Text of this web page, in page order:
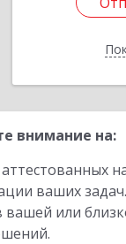
внимание на:
ваших задач.
или